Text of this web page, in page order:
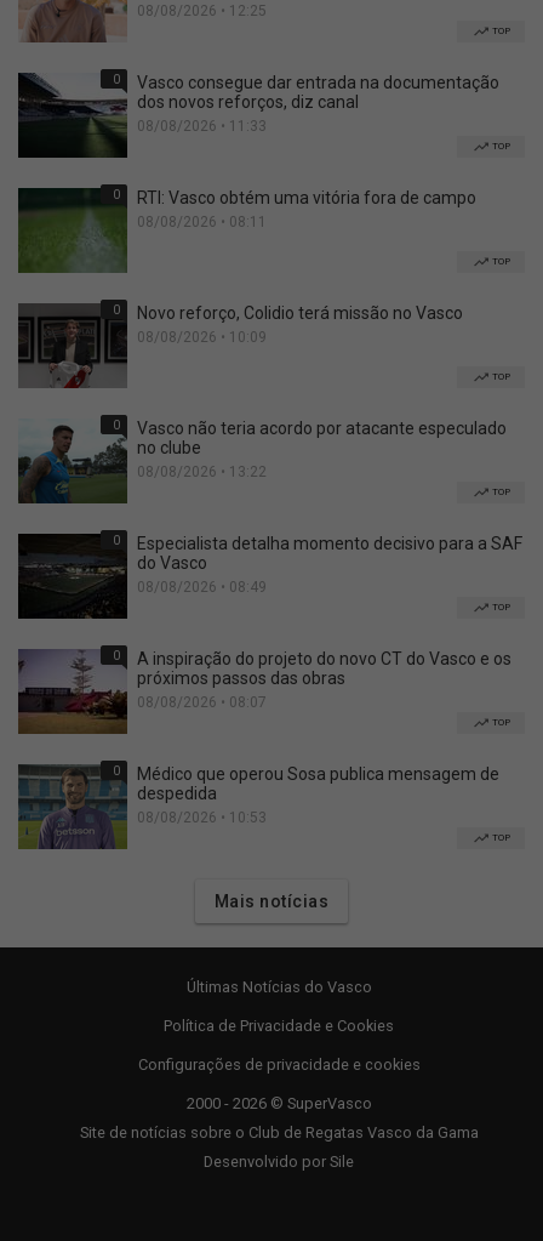
08/08/2026 • 12:25
TOP
0
Vasco consegue dar entrada na documentação
dos novos reforços, diz canal
08/08/2026 • 11:33
TOP
0 RTI: Vasco obtém uma vitória fora de campo
08/08/2026 • 08:11
TOP
0 Novo reforço, Colidio terá missão no Vasco
08/08/2026 • 10:09
TOP
0
Vasco não teria acordo por atacante especulado
no clube
08/08/2026 • 13:22
TOP
0
Especialista detalha momento decisivo para a SAF
do Vasco
08/08/2026 • 08:49
TOP
0
A inspiração do projeto do novo CT do Vasco e os
próximos passos das obras
08/08/2026 • 08:07
TOP
0
Médico que operou Sosa publica mensagem de
despedida
08/08/2026 • 10:53
TOP
Mais notícias
Últimas Notícias do Vasco
Política de Privacidade e Cookies
Configurações de privacidade e cookies
2000 - 2026 © SuperVasco
Site de notícias sobre o Club de Regatas Vasco da Gama
Desenvolvido por Sile